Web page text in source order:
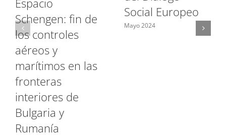
Espacio
Schengen: fin de
los controles
aéreos y
marítimos en las
fronteras
interiores de
Bulgaria y
Rumanía
Social Europeo
Mayo 2024